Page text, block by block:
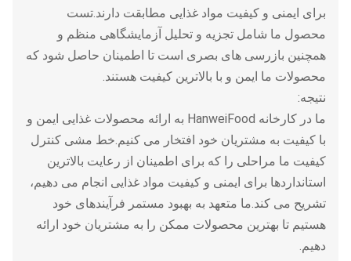
برای ایمنی و کیفیت مواد غذایی مطابقت دارند.تست
محصول ما شامل تجزیه و تحلیل آزمایشگاهی منظم و
همچنین بازرسی های بصری است تا اطمینان حاصل شود که
محصولات ما ایمن و با بالاترین کیفیت هستند.
نتیجه:
ما در کارخانه HanweiFood به ارائه محصولات غذایی ایمن و
با کیفیت به مشتریان خود افتخار می کنیم.خط مشی کنترل
کیفیت ما مراحلی را که برای اطمینان از رعایت بالاترین
استانداردها برای ایمنی و کیفیت مواد غذایی انجام می دهیم،
تشریح می کند.ما متعهد به بهبود مستمر فرآیندهای خود
هستیم تا بهترین محصولات ممکن را به مشتریان خود ارائه
دهیم.